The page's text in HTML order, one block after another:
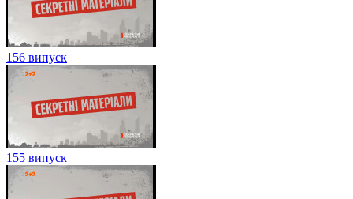
156 випуск
155 випуск